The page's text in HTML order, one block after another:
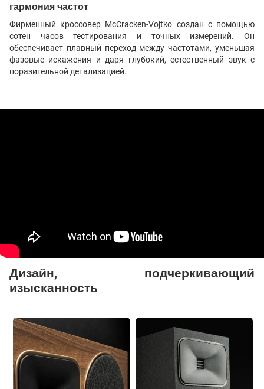
гармония частот
Фирменный кроссовер McCracken-Vojtko создан с помощью
сотен часов тестирования и точных измерений. Он
обеспечивает плавный переход между частотами, уменьшая
фазовые искажения и даря глубокий, естественный звук с
поразительной детализацией.
Дизайн, подчеркивающий
изысканность